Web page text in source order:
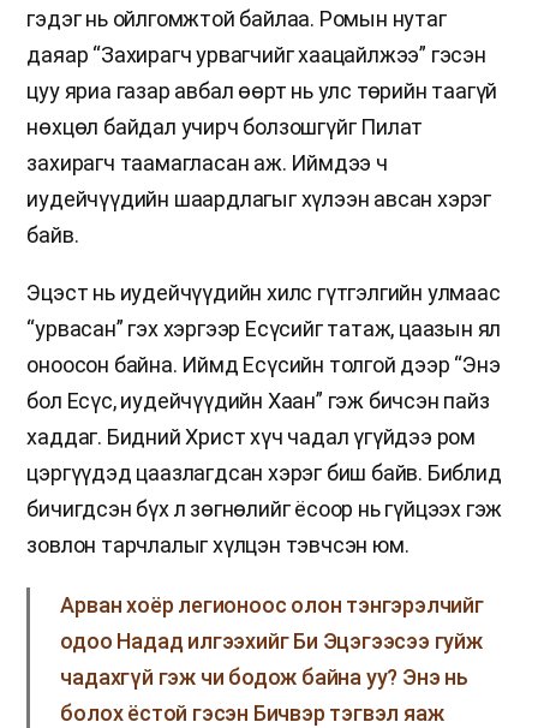
гэдэг нь ойлгомжтой байлаа. Ромын нутаг
даяар “Захирагч урвагчийг хаацайлжээ” гэсэн
цуу яриа газар авбал өөрт нь улс төрийн таагүй
нөхцөл байдал учирч болзошгүйг Пилат
захирагч таамагласан аж. Иймдээ ч
иудейчүүдийн шаардлагыг хүлээн авсан хэрэг
байв.
Эцэст нь иудейчүүдийн хилс гүтгэлгийн улмаас
“урвасан” гэх хэргээр Есүсийг татаж, цаазын ял
оноосон байна. Иймд Есүсийн толгой дээр “Энэ
бол Есүс, иудейчүүдийн Хаан” гэж бичсэн пайз
хаддаг. Бидний Христ хүч чадал үгүйдээ ром
цэргүүдэд цаазлагдсан хэрэг биш байв. Библид
бичигдсэн бүх л зөгнөлийг ёсоор нь гүйцээх гэж
зовлон тарчлалыг хүлцэн тэвчсэн юм.
Арван хоёр легионоос олон тэнгэрэлчийг
одоо Надад илгээхийг Би Эцэгээсээ гуйж
чадахгүй гэж чи бодож байна уу? Энэ нь
болох ёстой гэсэн Бичвэр тэгвэл яаж